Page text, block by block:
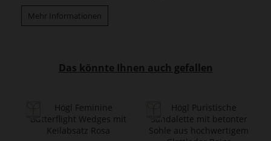
Mehr Informationen
Das könnte Ihnen auch gefallen